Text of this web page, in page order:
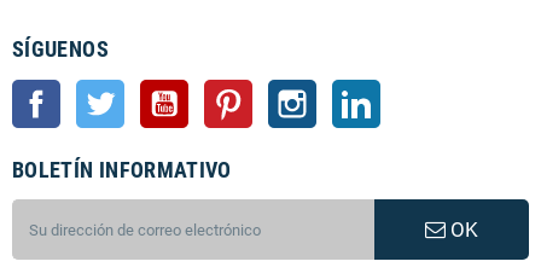
SÍGUENOS
Facebook Twitter YouTube Pinterest Instagram
BOLETÍN INFORMATIVO
OK